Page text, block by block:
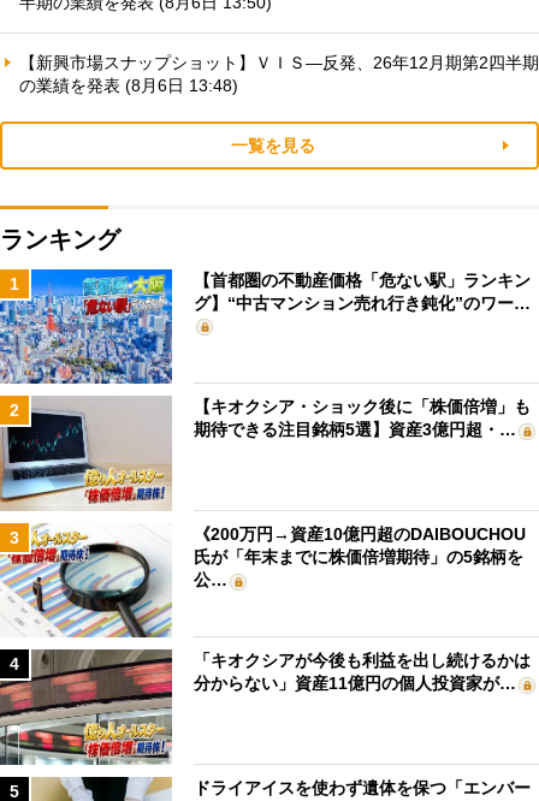
【新興市場スナップショット】ＶＩＳ—反発、26年12月期第2四半期
の業績を発表 (8月6日 13:48)
一覧を見る
ランキング
1
【首都圏の不動産価格「危ない駅」ランキン
グ】“中古マンション売れ行き鈍化”のワー…
2
【キオクシア・ショック後に「株価倍増」も
期待できる注目銘柄5選】資産3億円超・…
3
《200万円→資産10億円超のDAIBOUCHOU
氏が「年末までに株価倍増期待」の5銘柄を
公…
4
「キオクシアが今後も利益を出し続けるかは
分からない」資産11億円の個人投資家が…
5
ドライアイスを使わず遺体を保つ「エンバー